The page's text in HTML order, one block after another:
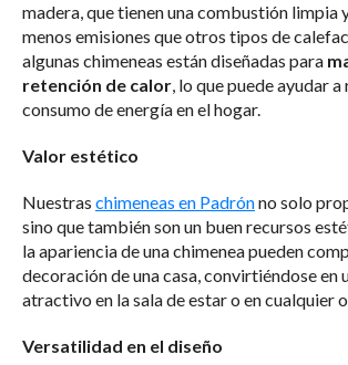
madera, que tienen una combustión limpia
menos emisiones que otros tipos de
algunas chimeneas están diseñadas para
retención de calor, lo que puede ayudar
consumo de energía en el hogar.
Valor estético
Nuestras chimeneas en Padrónno solo
sino que también son un buen recursos
la apariencia de una chimenea pueden
decoración de una casa, convirtiéndose en
atractivo en la sala de estar o en cualquier
Versatilidad en el diseño